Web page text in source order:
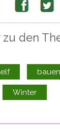
Facebook
zu den
bauen
Winter